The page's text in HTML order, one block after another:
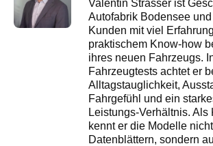
Valentin Strasser ist
Autofabrik Bodensee
Kunden mit viel
praktischem Know-how
ihres neuen Fahrzeugs.
Fahrzeugtests achtet er
Alltagstauglichkeit,
Fahrgefühl und ein
Leistungs-Verhältnis. Als
kennt er die Modelle
Datenblättern, sondern